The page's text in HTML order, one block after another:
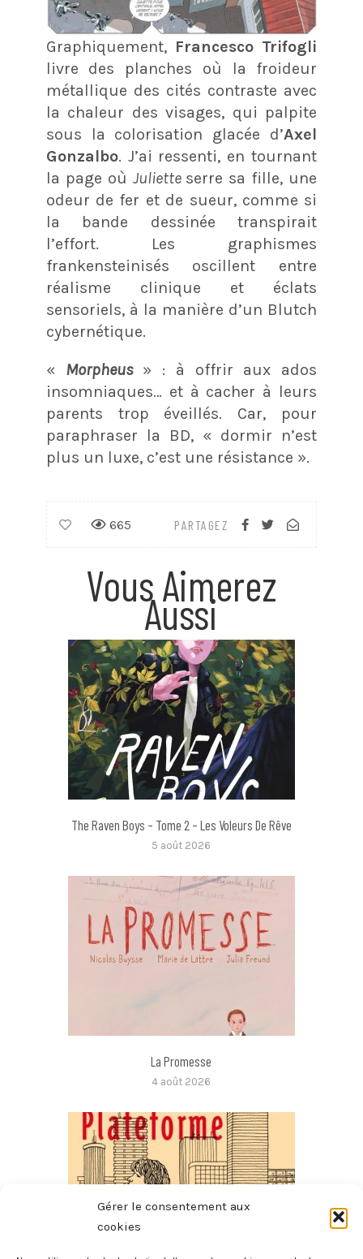
Gérer le consentement aux
cookies
Graphiquement, Francesco Trifogli
livre des planches où la froideur
métallique des cités contraste avec
la chaleur des visages, qui palpite
sous la colorisation glacée d’Axel
Gonzalbo. J’ai ressenti, en tournant
la page où Juliette serre sa fille, une
odeur de fer et de sueur, comme si
la bande dessinée transpirait
l’effort. Les graphismes
frankensteinisés oscillent entre
réalisme clinique et éclats
sensoriels, à la manière d’un Blutch
cybernétique.
« Morpheus» : à offrir aux ados
insomniaques… et à cacher à leurs
parents trop éveillés. Car, pour
paraphraser la BD, « dormir n’est
plus un luxe, c’est une résistance ».
PARTAGEZ
665
Vous Aimerez
Aussi
The Raven Boys – Tome 2 – Les Voleurs De Rêve
5 août 2026
La Promesse
4 août 2026